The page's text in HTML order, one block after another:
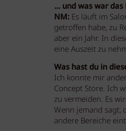
… und was war das
NM:Es läuft im
getroffen habe, zu
aber ein Jahr. In
eine Auszeit zu
Was hast du in
Ich konnte mir
Concept Store. Ich
zu vermeiden. Es
Wenn jemand sagt,
andere Bereiche